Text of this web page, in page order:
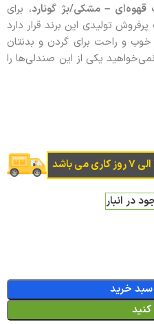
قهوه‌ای – مشکی/بژ گونارد، برای
تولیدی این برند قرار دارد
و راحت برای گردن و بدنتان
یکی از این صندلی‌ها را
در انبار
سبد خرید